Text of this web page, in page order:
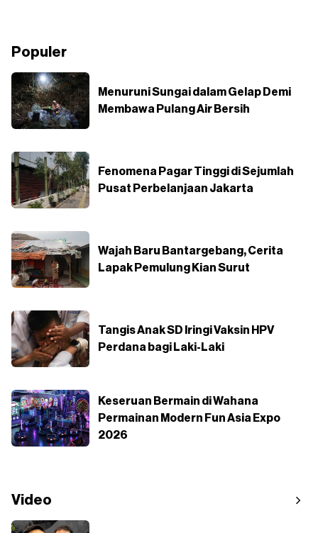
Populer
Menuruni Sungai dalam Gelap Demi
Membawa Pulang Air Bersih
Fenomena Pagar Tinggi di Sejumlah
Pusat Perbelanjaan Jakarta
Wajah Baru Bantargebang, Cerita
Lapak Pemulung Kian Surut
Tangis Anak SD Iringi Vaksin HPV
Perdana bagi Laki-Laki
Keseruan Bermain di Wahana
Permainan Modern Fun Asia Expo
2026
Video